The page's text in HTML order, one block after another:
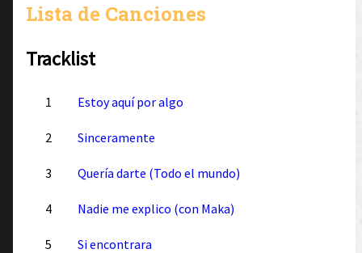
Lista de Canciones
Tracklist
1 Estoy aquí por algo
2 Sinceramente
3 Quería darte (Todo el mundo)
4 Nadie me explico (con Maka)
5 Si encontrara